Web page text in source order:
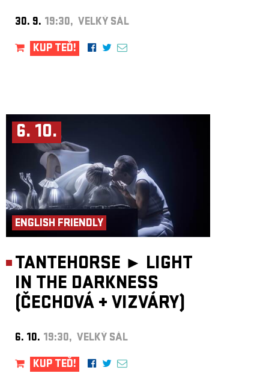
30. 9. 19:30, VELKÝ SÁL
KUP TEĎ!
6. 10.
ENGLISH FRIENDLY
TANTEHORSE ► LIGHT
IN THE DARKNESS
(ČECHOVÁ + VIZVÁRY)
6. 10. 19:30, VELKÝ SÁL
KUP TEĎ!